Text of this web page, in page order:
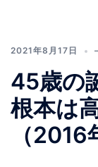
2021年8月17日
45歳の
根本は
（2016